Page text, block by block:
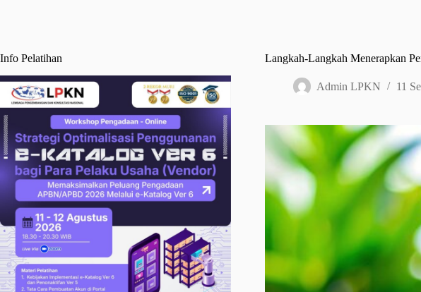
Langkah-Langkah Menerapkan
Admin LPKN 11
Info Pelatihan